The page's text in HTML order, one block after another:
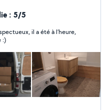
complète
sols, menuiserie,
déménagements,
couvertes par une
Devis clair et
: 5/5
il a été à l’heure,
:)